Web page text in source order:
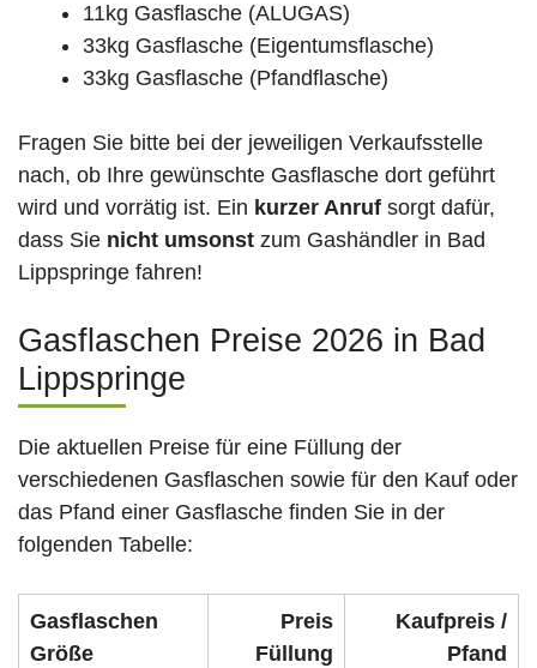
11kg Gasflasche (ALUGAS)
33kg Gasflasche (Eigentumsflasche)
33kg Gasflasche (Pfandflasche)
Fragen Sie bitte bei der jeweiligen Verkaufsstelle
nach, ob Ihre gewünschte Gasflasche dort geführt
wird und vorrätig ist. Ein kurzer Anruf sorgt dafür,
dass Sie nicht umsonst zum Gashändler in Bad
Lippspringe fahren!
Gasflaschen Preise 2026 in Bad
Lippspringe
Die aktuellen Preise für eine Füllung der
verschiedenen Gasflaschen sowie für den Kauf oder
das Pfand einer Gasflasche finden Sie in der
folgenden Tabelle:
Gasflaschen
Größe
Preis
Füllung
Kaufpreis /
Pfand